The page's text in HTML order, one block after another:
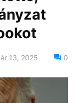
13, 2025 0